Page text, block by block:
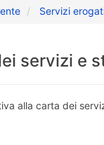
Servizi
servizi e
alla carta dei